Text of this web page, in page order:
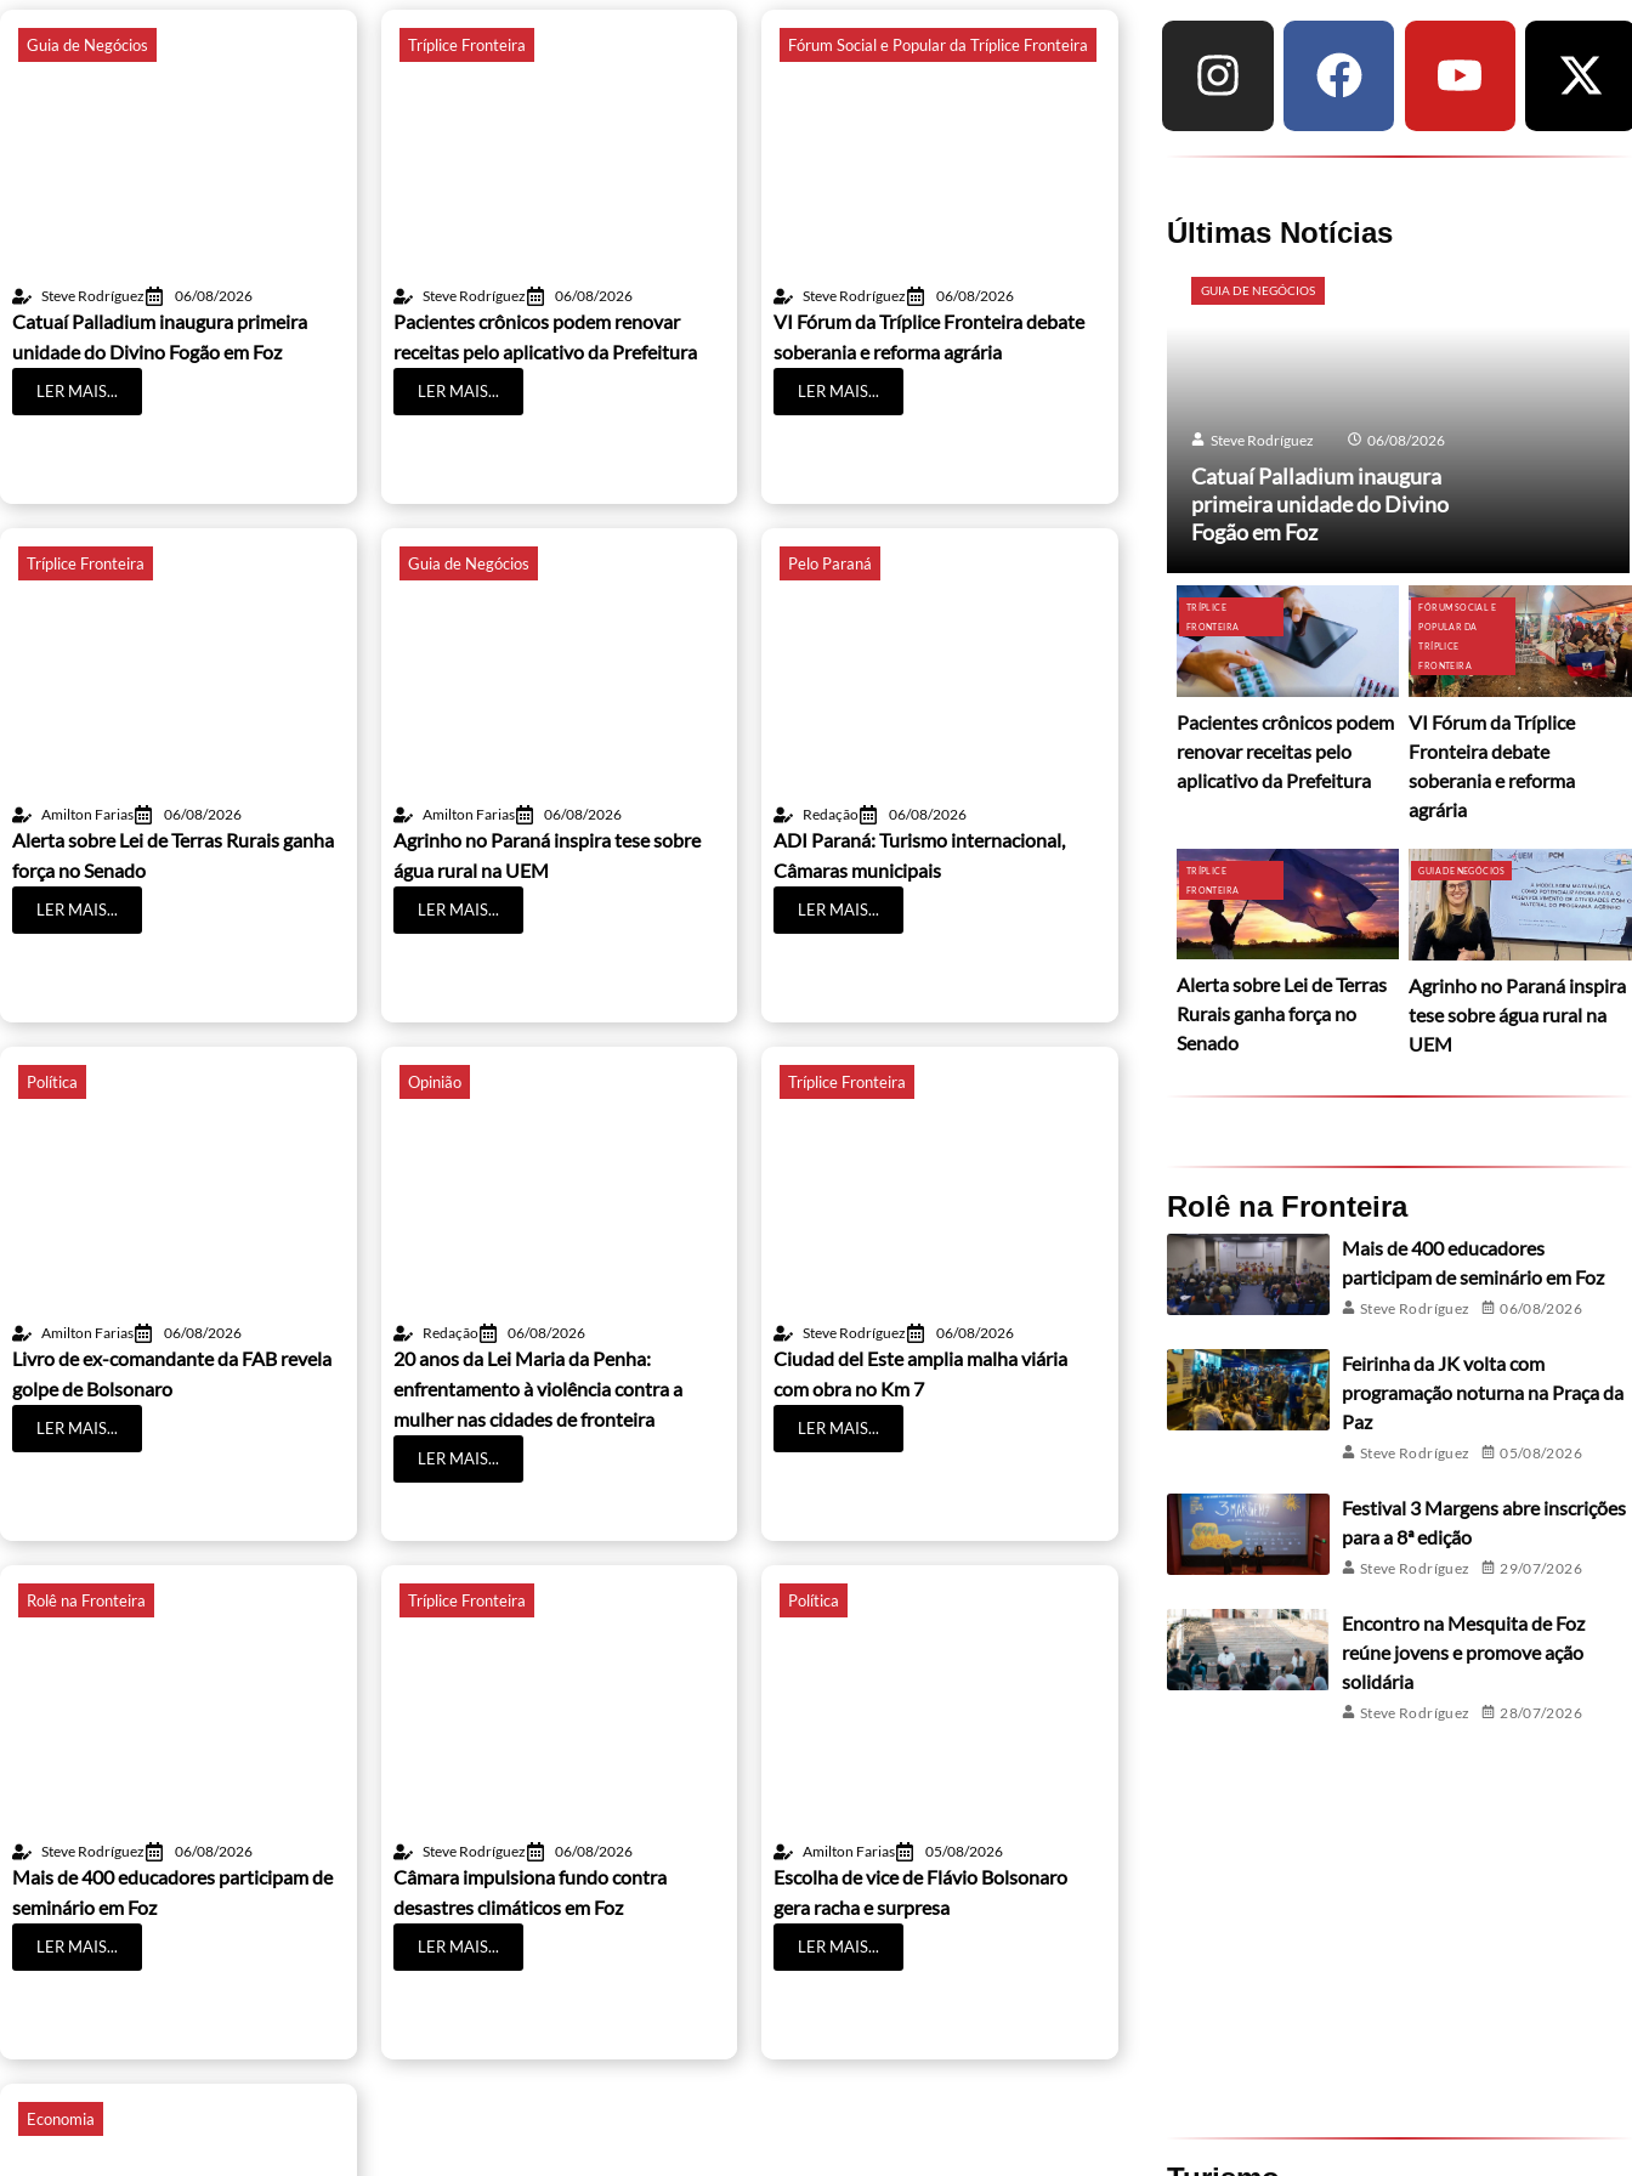
Guia de Negócios
Steve Rodríguez 06/08/2026
Catuaí Palladium inaugura primeira
unidade do Divino Fogão em Foz
LER MAIS...
Tríplice Fronteira
Steve Rodríguez 06/08/2026
Pacientes crônicos podem renovar
receitas pelo aplicativo da Prefeitura
LER MAIS...
Fórum Social e Popular da Tríplice Fronteira
Steve Rodríguez 06/08/2026
VI Fórum da Tríplice Fronteira debate
soberania e reforma agrária
LER MAIS...
Tríplice Fronteira
Amilton Farias 06/08/2026
Alerta sobre Lei de Terras Rurais ganha
força no Senado
LER MAIS...
Guia de Negócios
Amilton Farias 06/08/2026
Agrinho no Paraná inspira tese sobre
água rural na UEM
LER MAIS...
Pelo Paraná
Redação 06/08/2026
ADI Paraná: Turismo internacional,
Câmaras municipais
LER MAIS...
Política
Amilton Farias 06/08/2026
Livro de ex-comandante da FAB revela
golpe de Bolsonaro
LER MAIS...
Opinião
Redação 06/08/2026
20 anos da Lei Maria da Penha:
enfrentamento à violência contra a
mulher nas cidades de fronteira
LER MAIS...
Tríplice Fronteira
Steve Rodríguez 06/08/2026
Ciudad del Este amplia malha viária
com obra no Km 7
LER MAIS...
Rolê na Fronteira
Steve Rodríguez 06/08/2026
Mais de 400 educadores participam de
seminário em Foz
LER MAIS...
Tríplice Fronteira
Steve Rodríguez 06/08/2026
Câmara impulsiona fundo contra
desastres climáticos em Foz
LER MAIS...
Política
Amilton Farias 05/08/2026
Escolha de vice de Flávio Bolsonaro
gera racha e surpresa
LER MAIS...
Economia
Últimas Notícias
GUIA DE NEGÓCIOS
Steve Rodríguez 06/08/2026
Catuaí Palladium inaugura
primeira unidade do Divino
Fogão em Foz
TRÍPLICE
FRONTEIRA
Pacientes crônicos podem
renovar receitas pelo
aplicativo da Prefeitura
FÓRUM SOCIAL E
POPULAR DA
TRÍPLICE
FRONTEIRA
VI Fórum da Tríplice
Fronteira debate
soberania e reforma
agrária
TRÍPLICE
FRONTEIRA
Alerta sobre Lei de Terras
Rurais ganha força no
Senado
GUIA DE NEGÓCIOS
Agrinho no Paraná inspira
tese sobre água rural na
UEM
Rolê na Fronteira
Mais de 400 educadores
participam de seminário em Foz
Steve Rodríguez 06/08/2026
Feirinha da JK volta com
programação noturna na Praça da
Paz
Steve Rodríguez 05/08/2026
Festival 3 Margens abre inscrições
para a 8ª edição
Steve Rodríguez 29/07/2026
Encontro na Mesquita de Foz
reúne jovens e promove ação
solidária
Steve Rodríguez 28/07/2026